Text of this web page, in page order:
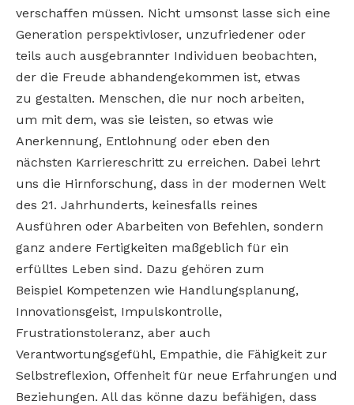
verschaffen müssen. Nicht umsonst lasse sich eine
Generation perspektivloser, unzufriedener oder
teils auch ausgebrannter Individuen beobachten,
der die Freude abhandengekommen ist, etwas
zu gestalten. Menschen, die nur noch arbeiten,
um mit dem, was sie leisten, so etwas wie
Anerkennung, Entlohnung oder eben den
nächsten Karriereschritt zu erreichen. Dabei lehrt
uns die Hirnforschung, dass in der modernen Welt
des 21. Jahrhunderts, keinesfalls reines
Ausführen oder Abarbeiten von Befehlen, sondern
ganz andere Fertigkeiten maßgeblich für ein
erfülltes Leben sind. Dazu gehören zum
Beispiel Kompetenzen wie Handlungsplanung,
Innovationsgeist, Impulskontrolle,
Frustrationstoleranz, aber auch
Verantwortungsgefühl, Empathie, die Fähigkeit zur
Selbstreflexion, Offenheit für neue Erfahrungen und
Beziehungen. All das könne dazu befähigen, dass